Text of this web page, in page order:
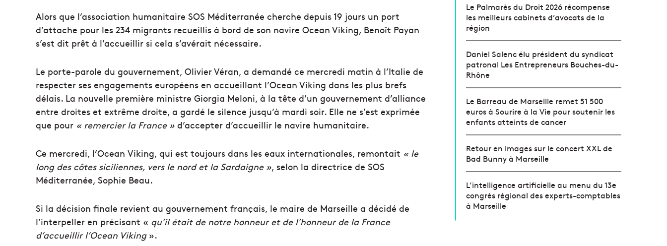
Alors que l’association humanitaire SOS Méditerranée cherche depuis 19 jours un port
d’attache pour les 234 migrants recueillis à bord de son navire Ocean Viking, Benoît Payan
s’est dit prêt à l’accueillir si cela s’avérait nécessaire.
Le porte-parole du gouvernement, Olivier Véran, a demandé ce mercredi matin à l’Italie de
respecter ses engagements européens en accueillant l’Ocean Viking dans les plus brefs
délais. La nouvelle première ministre Giorgia Meloni, à la tête d’un gouvernement d’alliance
entre droites et extrême droite, a gardé le silence jusqu’à mardi soir. Elle ne s’est exprimée
que pour « remercier la France » d’accepter d’accueillir le navire humanitaire.
Ce mercredi, l’Ocean Viking, qui est toujours dans les eaux internationales, remontait « le
long des côtes siciliennes, vers le nord et la Sardaigne », selon la directrice de SOS
Méditerranée, Sophie Beau.
Si la décision finale revient au gouvernement français, le maire de Marseille a décidé de
l’interpeller en précisant « qu’il était de notre honneur et de l’honneur de la France
d’accueillir l’Ocean Viking».
Le Palmarès du Droit 2026 récompense
les meilleurs cabinets d’avocats de la
région
Daniel Salenc élu président du syndicat
patronal Les Entrepreneurs Bouches-du-
Rhône
Le Barreau de Marseille remet 51 500
euros à Sourire à la Vie pour soutenir les
enfants atteints de cancer
Retour en images sur le concert XXL de
Bad Bunny à Marseille
L’intelligence artificielle au menu du 13e
congrès régional des experts-comptables
à Marseille